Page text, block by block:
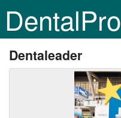
DentalPro
Dentaleader